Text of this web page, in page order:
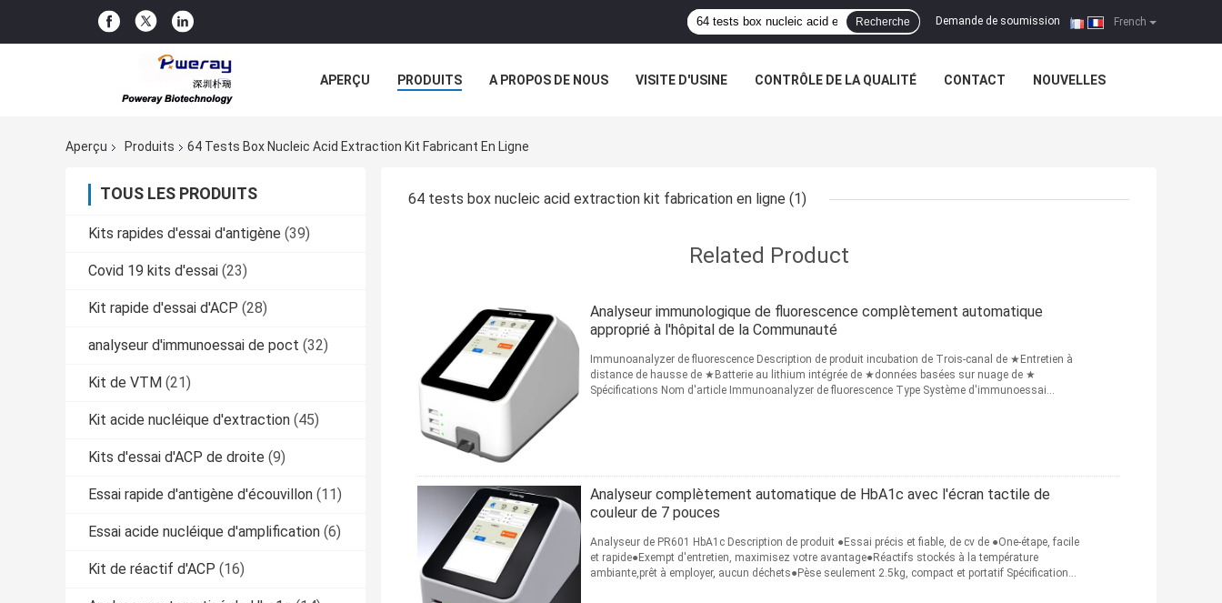
French
Demande de soumission |
Recherche
APERÇU PRODUITS A PROPOS DE NOUS VISITE D'USINE CONTRÔLE DE LA QUALITÉ CONTACT NOUVELLES
Aperçu
Produits 64 Tests Box Nucleic Acid Extraction Kit Fabricant En Ligne
TOUS LES PRODUITS
Kits rapides d'essai d'antigène (39)
Covid 19 kits d'essai (23)
Kit rapide d'essai d'ACP (28)
analyseur d'immunoessai de poct (32)
Kit de VTM (21)
Kit acide nucléique d'extraction (45)
Kits d'essai d'ACP de droite (9)
Essai rapide d'antigène d'écouvillon (11)
Essai acide nucléique d'amplification (6)
Kit de réactif d'ACP (16)
64 tests box nucleic acid extraction kit fabrication en ligne (1)
Related Product
Analyseur immunologique de fluorescence complètement automatique
approprié à l'hôpital de la Communauté
Immunoanalyzer de fluorescence Description de produit incubation de Trois-canal de ★Entretien à
distance de hausse de ★Batterie au lithium intégrée de ★données basées sur nuage de ★
Spécifications Nom d'article Immunoanalyzer de fluorescence Type Système d'immunoessai
Analyseur complètement automatique de HbA1c avec l'écran tactile de
couleur de 7 pouces
Analyseur de PR601 HbA1c Description de produit ●Essai précis et fiable, de cv de ●One-étape, facile
et rapide●Exempt d'entretien, maximisez votre avantage●Réactifs stockés à la température
ambiante,prêt à employer, aucun déchets●Pèse seulement 2.5kg, compact et portatif Spécifications